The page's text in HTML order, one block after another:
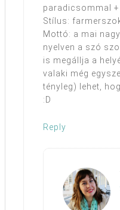
paradicsommal
Stílus:
Mottó: a mai
nyelven a szó
is megállja a
valaki még
tényleg) lehet,
:D
Reply